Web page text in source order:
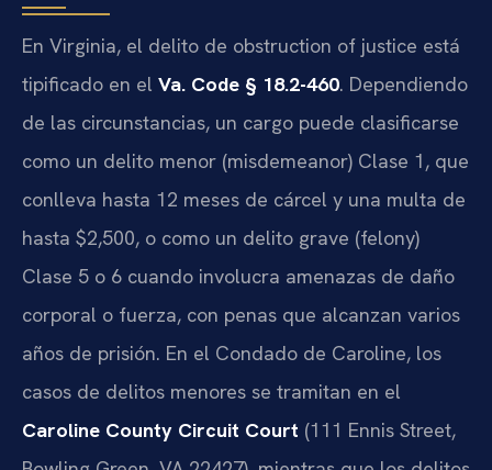
En Virginia, el delito de obstruction of justice está
tipificado en el Va. Code § 18.2-460. Dependiendo
de las circunstancias, un cargo puede clasificarse
como un delito menor (misdemeanor) Clase 1, que
conlleva hasta 12 meses de cárcel y una multa de
hasta $2,500, o como un delito grave (felony)
Clase 5 o 6 cuando involucra amenazas de daño
corporal o fuerza, con penas que alcanzan varios
años de prisión. En el Condado de Caroline, los
casos de delitos menores se tramitan en el
Caroline County Circuit Court (111 Ennis Street,